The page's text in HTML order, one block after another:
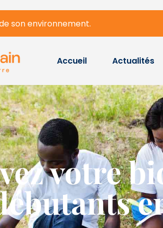
son environnement.
Accueil Actualités
votre